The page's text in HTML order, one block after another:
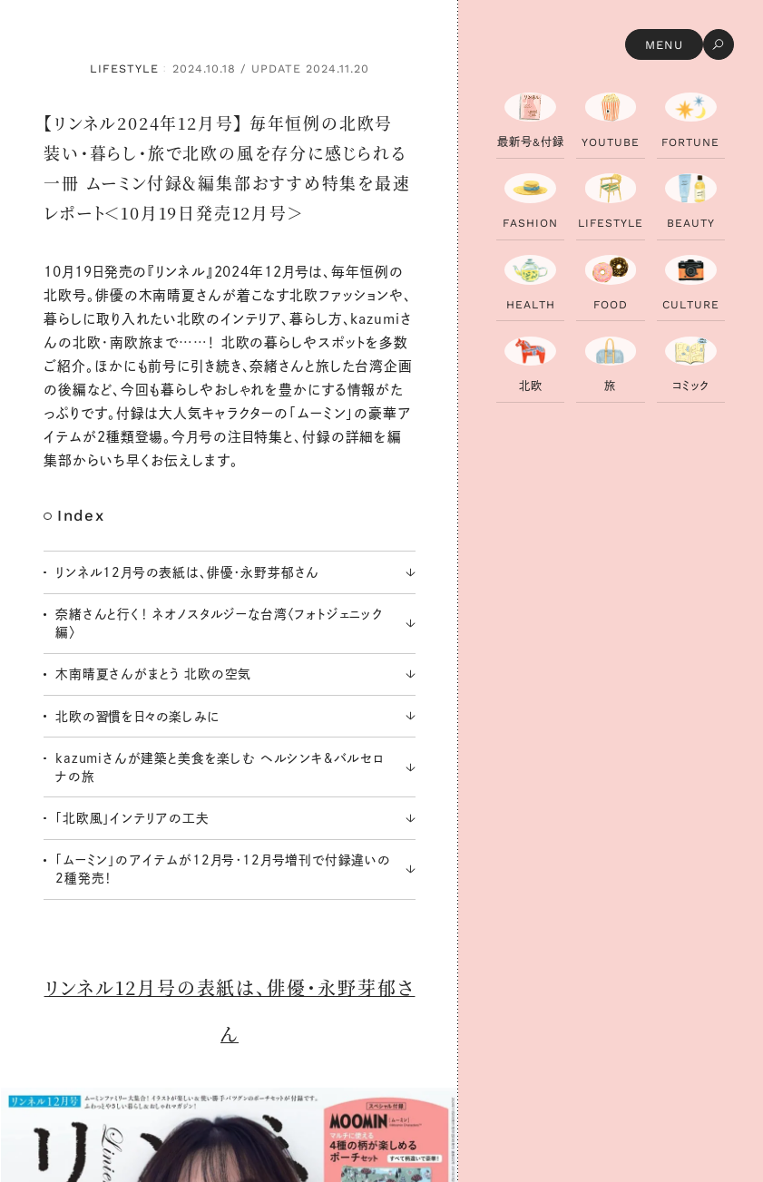
MENU
LIFESTYLE ： 2024.10.18 / UPDATE 2024.11.20
【リンネル2024年12月号】 毎年恒例の北欧号
装い・暮らし・旅で北欧の風を存分に感じられる
一冊 ムーミン付録＆編集部おすすめ特集を最速
レポート＜10月19日発売12月号＞
10月19日発売の『リンネル』2024年12月号は、毎年恒例の
北欧号。俳優の木南晴夏さんが着こなす北欧ファッションや、
暮らしに取り入れたい北欧のインテリア、暮らし方、kazumiさ
んの北欧・南欧旅まで……！ 北欧の暮らしやスポットを多数
ご紹介。ほかにも前号に引き続き、奈緒さんと旅した台湾企画
の後編など、今回も暮らしやおしゃれを豊かにする情報がた
っぷりです。付録は大人気キャラクターの「ムーミン」の豪華ア
イテムが2種類登場。今月号の注目特集と、付録の詳細を編
集部からいち早くお伝えします。
Index
リンネル12月号の表紙は、俳優・永野芽郁さん
奈緒さんと行く！ ネオノスタルジーな台湾〈フォトジェニック
編〉
木南晴夏さんがまとう 北欧の空気
北欧の習慣を日々の楽しみに
kazumiさんが建築と美食を楽しむ ヘルシンキ&バルセロ
ナの旅
「北欧風」インテリアの工夫
「ムーミン」のアイテムが12月号・12月号増刊で付録違いの
2種発売！
リンネル12月号の表紙は、俳優・永野芽郁さ
ん
最新号&付録 YOUTU B E FORTU N E
FAS H ION LI FESTYLE B EAUTY
H EALTH FOOD CU LTU RE
北欧 旅 コ ミ ック